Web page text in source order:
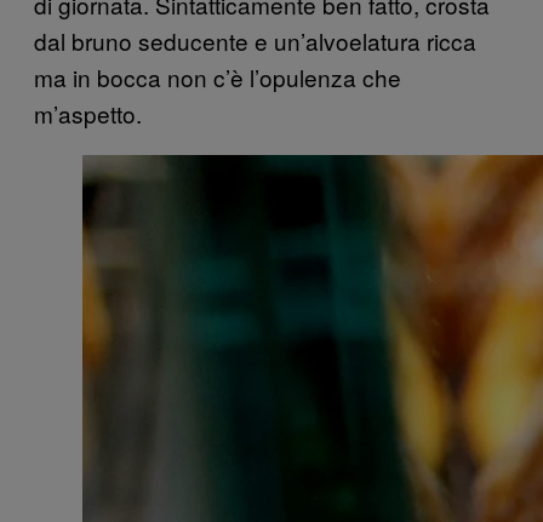
dal bruno seducente e un’alvoelatura ricca
ma in bocca non c’è l’opulenza che
m’aspetto.